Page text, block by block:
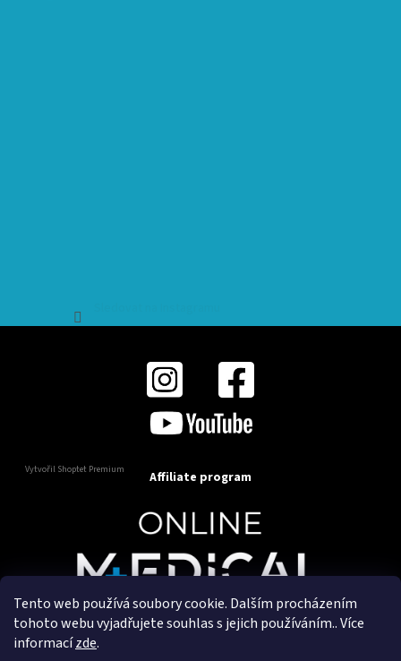
Tento web používá soubory cookie. Dalším procházením
tohoto webu vyjadřujete souhlas s jejich používáním.. Více
informacízde.
Vytvořil Shoptet Premium Affiliate program
Copyright 2025OnlineMedical.cz. Všechna práva
Vytvořil a marketingově zajišťuje